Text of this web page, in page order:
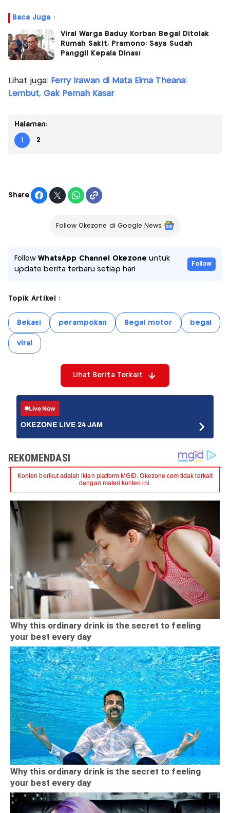
Baca Juga :
Viral Warga Baduy Korban Begal Ditolak
Rumah Sakit, Pramono: Saya Sudah
Panggil Kepala Dinas!
Lihat juga: Ferry Irawan di Mata Elma Theana:
Lembut, Gak Pernah Kasar
Halaman:
1 2
Share
Follow Okezone di Google News
FollowWhatsApp Channel Okezone untuk
update berita terbaru setiap hari
Follow
Topik Artikel :
Bekasi perampokan Begal motor begal
viral
Lihat Berita Terkait
Live Now
OKEZONE LIVE 24 JAM